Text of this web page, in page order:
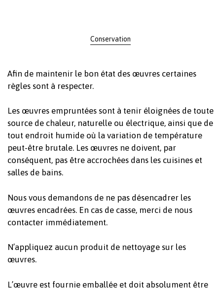
Conservation
Afin de maintenir le bon état des œuvres certaines
règles sont à respecter.
Les œuvres empruntées sont à tenir éloignées de toute
source de chaleur, naturelle ou électrique, ainsi que de
tout endroit humide où la variation de température
peut-être brutale. Les œuvres ne doivent, par
conséquent, pas être accrochées dans les cuisines et
salles de bains.
Nous vous demandons de ne pas désencadrer les
œuvres encadrées. En cas de casse, merci de nous
contacter immédiatement.
N’appliquez aucun produit de nettoyage sur les
œuvres.
L’œuvre est fournie emballée et doit absolument être